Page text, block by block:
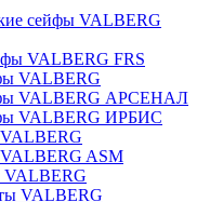
сейфы VALBERG
VALBERG FRS
VALBERG
VALBERG АРСЕНАЛ
VALBERG ИРБИС
ASM
VALBERG